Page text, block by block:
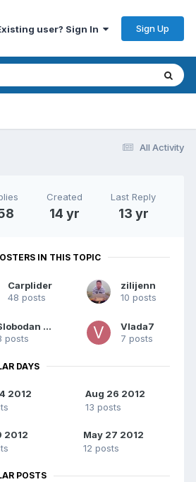
user? Sign In Sign Up
All Activity
Created
14 yr
Last Reply
13 yr
IN THIS TOPIC
Carplider
48 posts
zilijenn
10 posts
Slobodan Boban Pavlović
posts
Vlada7
7 posts
DAYS
2012
Aug 26 2012
13 posts
2012
May 27 2012
12 posts
POSTS